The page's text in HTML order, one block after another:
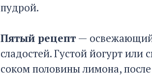
пудрой.
Пятый рецепт — освежающий
сладостей. Густой йогурт
соком половины лимона,